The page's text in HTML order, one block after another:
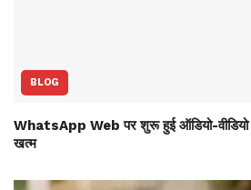
BLOG
WhatsApp Web पर शुरू हुई ऑडियो-वीडियो
खत्म